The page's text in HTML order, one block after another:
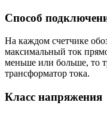
Способ
На каждом счетчике
максимальный ток
меньше или больше, то
трансформатор тока.
Класс напряжения